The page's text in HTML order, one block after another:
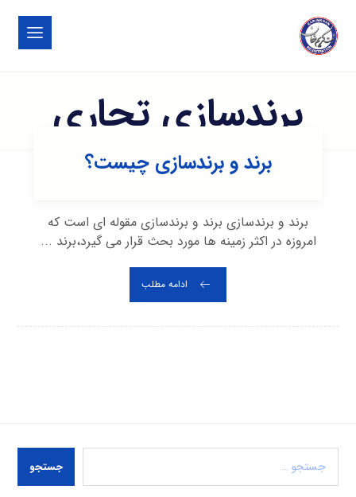
برندسازی تجاری
برند و برندسازی چیست؟
برند و برندسازی برند و برندسازی مقوله ای است که
امروزه در اکثر زمینه ها مورد بحث قرار می گیرد،برند ...
ادامه مطلب
جستجو